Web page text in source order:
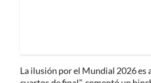
La ilusión por el Mundial 2026 es